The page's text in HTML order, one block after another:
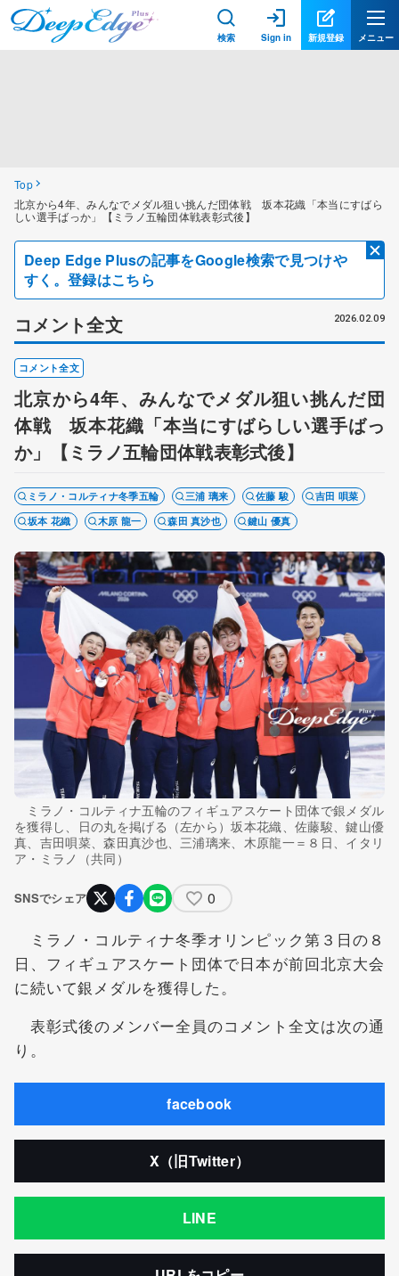
検索 Sign in 新規登録 メニュー
Top
北京から4年、みんなでメダル狙い挑んだ団体戦 坂本花織「本当にすばら
しい選手ばっか」【ミラノ五輪団体戦表彰式後】
Deep Edge Plusの記事をGoogle検索で見つけや
すく。登録はこちら
コメント全文 2026.02.09
コメント全文
北京から4年、みんなでメダル狙い挑んだ団
体戦 坂本花織「本当にすばらしい選手ばっ
か」【ミラノ五輪団体戦表彰式後】
ミラノ・コルティナ冬季五輪 三浦 璃来 佐藤 駿
吉田 唄菜
坂本 花織
木原 龍一 森田 真沙也 鍵山 優真
ミラノ・コルティナ五輪のフィギュアスケート団体で銀メダル
を獲得し、日の丸を掲げる（左から）坂本花織、佐藤駿、鍵山優
真、吉田唄菜、森田真沙也、三浦璃来、木原龍一＝８日、イタリ
ア・ミラノ（共同）
SNSでシェア 0
ミラノ・コルティナ冬季オリンピック第３日の８
日、フィギュアスケート団体で日本が前回北京大会
に続いて銀メダルを獲得した。
表彰式後のメンバー全員のコメント全文は次の通
り。
facebook
X（旧Twitter）
LINE